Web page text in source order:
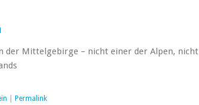
der Mittelgebirge – nicht einer der Alpen, nicht
Permalink